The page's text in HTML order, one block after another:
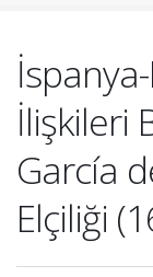
İlişkileri
García
Elçiliği